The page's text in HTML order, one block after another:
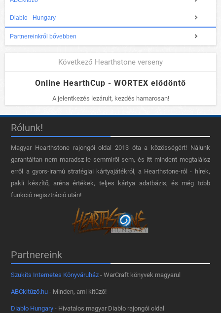
Diablo - Hungary
Partnereinkről bővebben
Következő Hearthstone verseny
Online HearthCup - WORTEX elődöntő
A jelentkezés lezárult, kezdés hamarosan!
Rólunk!
Magyar Hearthstone​ rajongói oldal 2013 óta a közösségért! Nálunk
garantáltan nem maradsz le semmiről sem, és itt mindent megtalálsz
erről a gyors-iramú stratégiai kártyajátékról, a Hearthstone-ról - hírek,
pakli készítő, aréna értékek, teljes kártya adatbázis, és még több
funkció regisztráció után!
Partnereink
Szukits Internetes Könyváruház - WarCraft könyvek magyarul
ABCkitűző.hu - Minden, ami kitűző!
Diablo Hungary - Hivatalos magyar Diablo rajongói oldal